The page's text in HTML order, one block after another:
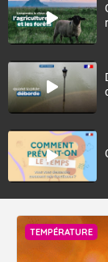
TEMPÉRATURE